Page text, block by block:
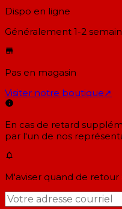
Dispo en ligne
Généralement 1-2
Pas en magasin
Visiter notre boutique↗
En cas de retard
par l'un de nos
M'aviser quand de retour